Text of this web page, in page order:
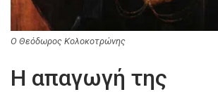
Ο Θεόδωρος Κολοκοτρώνης
Η απαγωγή της